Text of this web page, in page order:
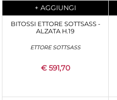
Quantity
+ AGGIUNGI
BITOSSI ETTORE SOTTSASS -
ALZATA H.19
ETTORE SOTTSASS
€ 591,70